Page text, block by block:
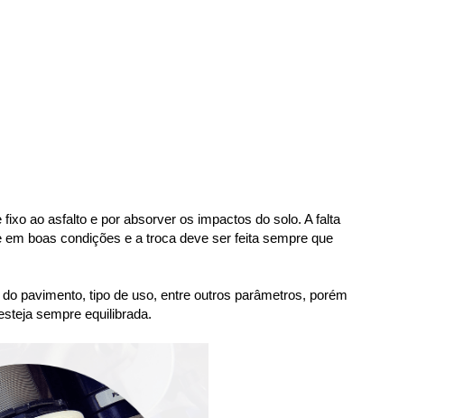
ao asfalto e por absorver os impactos do solo. A falta
boas condições e a troca deve ser feita sempre que
pavimento, tipo de uso, entre outros parâmetros, porém
sempre equilibrada.